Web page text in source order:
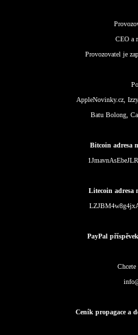
CEO a
Provozovatel je
AppleNovinky.cz,
Batu Bolong,
Bitcoin adresa
Litecoin adresa
PayPal
Chcete
Ceník propagace a